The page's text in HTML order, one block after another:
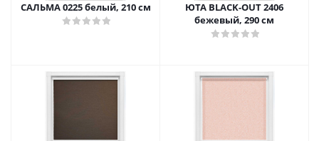
САЛЬМА 0225 белый, 210 см
ЮТА BLACK-OUT 2406
бежевый, 290 см